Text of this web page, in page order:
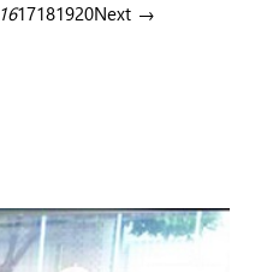
1617181920Next →